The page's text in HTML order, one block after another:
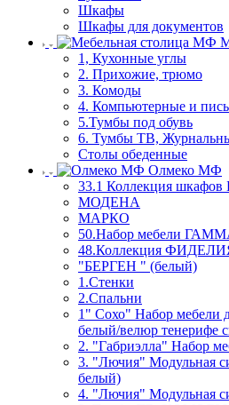
Шкафы
Шкафы для документов
1, Кухонные углы
2. Прихожие, трюмо
3. Комоды
4. Компьютерные и
5.Тумбы под обувь
6. Тумбы ТВ,
Столы обеденные
Олмеко МФ
33.1 Коллекция
МОДЕНА
МАРКО
50.Набор мебели
48.Коллекция
"БЕРГЕН " (белый)
1.Стенки
2.Спальни
1" Сохо" Набор мебели
белый/велюр тенерифе
2. "Габриэлла" Набор
3. "Лючия" Модульная
белый)
4. "Лючия" Модульная